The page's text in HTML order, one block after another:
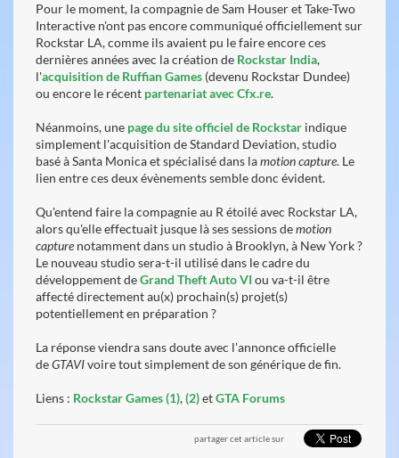
Pour le moment, la compagnie de Sam Houser et Take-Two
Interactive n'ont pas encore communiqué officiellement sur
Rockstar LA, comme ils avaient pu le faire encore ces
dernières années avec la création de Rockstar India,
l'acquisition de Ruffian Games (devenu Rockstar Dundee)
ou encore le récent partenariat avec Cfx.re.
Néanmoins, une page du site officiel de Rockstar indique
simplement l'acquisition de Standard Deviation, studio
basé à Santa Monica et spécialisé dans lamotion capture. Le
lien entre ces deux évènements semble donc évident.
Qu'entend faire la compagnie au R étoilé avec Rockstar LA,
alors qu'elle effectuait jusque là ses sessions demotion
capture notamment dans un studio à Brooklyn, à New York ?
Le nouveau studio sera-t-il utilisé dans le cadre du
développement deGrand Theft Auto VIou va-t-il être
affecté directement au(x) prochain(s) projet(s)
potentiellement en préparation ?
La réponse viendra sans doute avec l'annonce officielle
deGTAVIvoire tout simplement de son générique de fin.
Liens : Rockstar Games (1),(2)etGTA Forums
partager cet article sur